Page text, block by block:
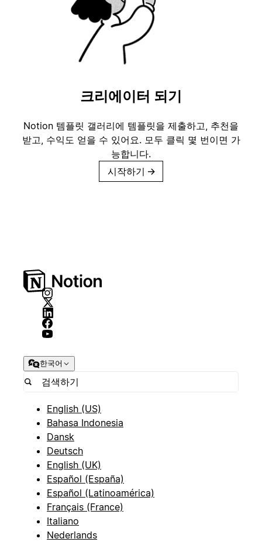
크리에이터 되기
Notion 템플릿 갤러리에 템플릿을 제출하고, 추천을
받고, 수익도 얻을 수 있어요. 모두 클릭 몇 번이면 가
능합니다.
시작하기 →
한국어
English (US)
Bahasa Indonesia
Dansk
Deutsch
English (UK)
Español (España)
Español (Latinoamérica)
Français (France)
Italiano
Nederlands